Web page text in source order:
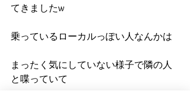
てきましたw
乗っているローカルっぽい人なんかは
まったく気にしていない様子で隣の人
と喋っていて